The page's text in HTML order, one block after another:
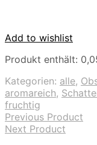
Add to wishlist
Produkt enthält:
Kategorien: alle,
aromareich,
fruchtig
Previous Product
Next Product